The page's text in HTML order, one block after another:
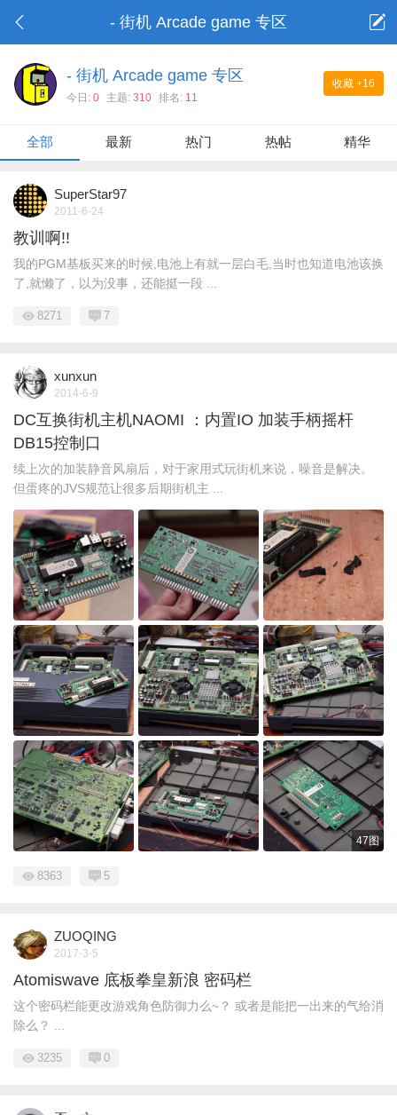
- 街机 Arcade game 专区
收藏 +16
- 街机 Arcade game 专区
今日: 0 主题: 310 排名: 11
全部 最新 热门 热帖 精华
SuperStar97
2011-6-24
教训啊!!
我的PGM基板买来的时候,电池上有就一层白毛,当时也知道电池该换
了,就懒了，以为没事，还能挺一段 ...
8271 7
xunxun
2014-6-9
DC互换街机主机NAOMI ：内置IO 加装手柄摇杆
DB15控制口
续上次的加装静音风扇后，对于家用式玩街机来说，噪音是解决。
但蛋疼的JVS规范让很多后期街机主 ...
47图
8363 5
ZUOQING
2017-3-5
Atomiswave 底板拳皇新浪 密码栏
这个密码栏能更改游戏角色防御力么~？ 或者是能把一出来的气给消
除么？ ...
3235 0